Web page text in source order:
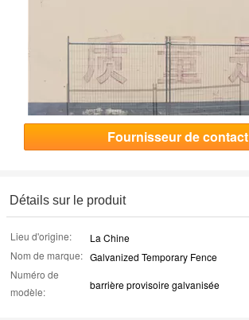
Fournisseur de contact
Détails sur le produit
Lieu d'origine:
La Chine
Nom de marque: Galvanized Temporary Fence
Numéro de
modèle:
barrière provisoire galvanisée